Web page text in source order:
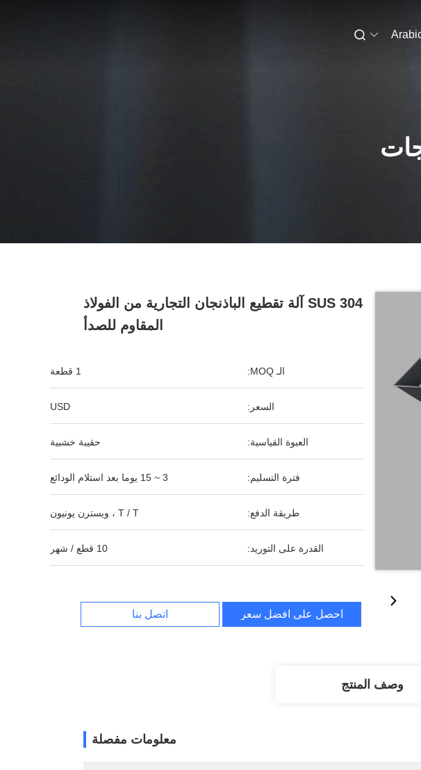
SUS 304 آلة تقطيع الباذنجان التجارية من الفولاذ
المقاوم للصدأ
الـ MOQ: 1 قطعة
السعر: USD
العبوة القياسية: حقيبة خشبية
فترة التسليم: 3 ~ 15 يوما بعد استلام الودائع
طريقة الدفع: T / T ، ويسترن يونيون
القدرة على التوريد: 10 قطع / شهر
احصل على افضل سعر اتصل بنا
وصف المنتج
معلومات مفصلة